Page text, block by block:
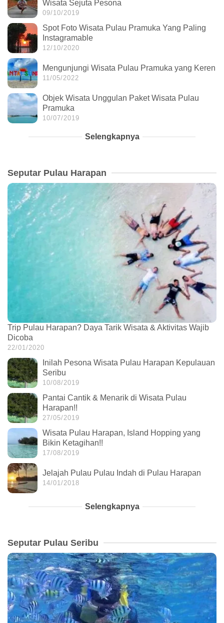
Wisata Sejuta Pesona
09/10/2019
Spot Foto Wisata Pulau Pramuka Yang Paling
Instagramable
12/10/2020
Mengunjungi Wisata Pulau Pramuka yang Keren
11/05/2022
Objek Wisata Unggulan Paket Wisata Pulau
Pramuka
10/07/2019
Selengkapnya
Seputar Pulau Harapan
Trip Pulau Harapan? Daya Tarik Wisata & Aktivitas Wajib
Dicoba
22/01/2020
Inilah Pesona Wisata Pulau Harapan Kepulauan
Seribu
10/08/2019
Pantai Cantik & Menarik di Wisata Pulau
Harapan!!
27/05/2019
Wisata Pulau Harapan, Island Hopping yang
Bikin Ketagihan!!
17/08/2019
Jelajah Pulau Pulau Indah di Pulau Harapan
14/01/2018
Selengkapnya
Seputar Pulau Seribu